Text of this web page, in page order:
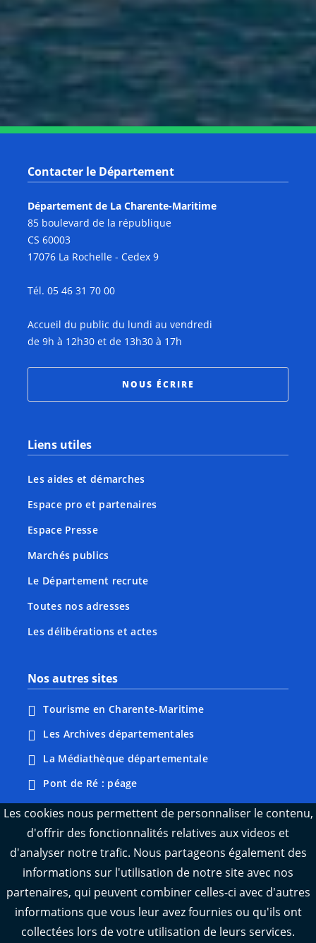
Notre page Instagram
Notre page Facebook
Notre page X
Notre page Youtube
Contacter le Département
Département de La Charente-Maritime
85 boulevard de la république
CS 60003
17076 La Rochelle - Cedex 9
Tél. 05 46 31 70 00
Accueil du public du lundi au vendredi
de 9h à 12h30 et de 13h30 à 17h
NOUS ÉCRIRE
Liens utiles
Les aides et démarches
Espace pro et partenaires
Espace Presse
Marchés publics
Le Département recrute
Toutes nos adresses
Les délibérations et actes
Nos autres sites
Tourisme en Charente-Maritime
Les Archives départementales
La Médiathèque départementale
Pont de Ré : péage
Webcams : Ré info trafic
Webcams : Oléron info trafic
Manger 17
L'Observatoire des territoires de Charente-
Maritime
Les cookies nous permettent de personnaliser le contenu,
d'offrir des fonctionnalités relatives aux videos et
d'analyser notre trafic. Nous partageons également des
informations sur l'utilisation de notre site avec nos
partenaires, qui peuvent combiner celles-ci avec d'autres
informations que vous leur avez fournies ou qu'ils ont
collectées lors de votre utilisation de leurs services.